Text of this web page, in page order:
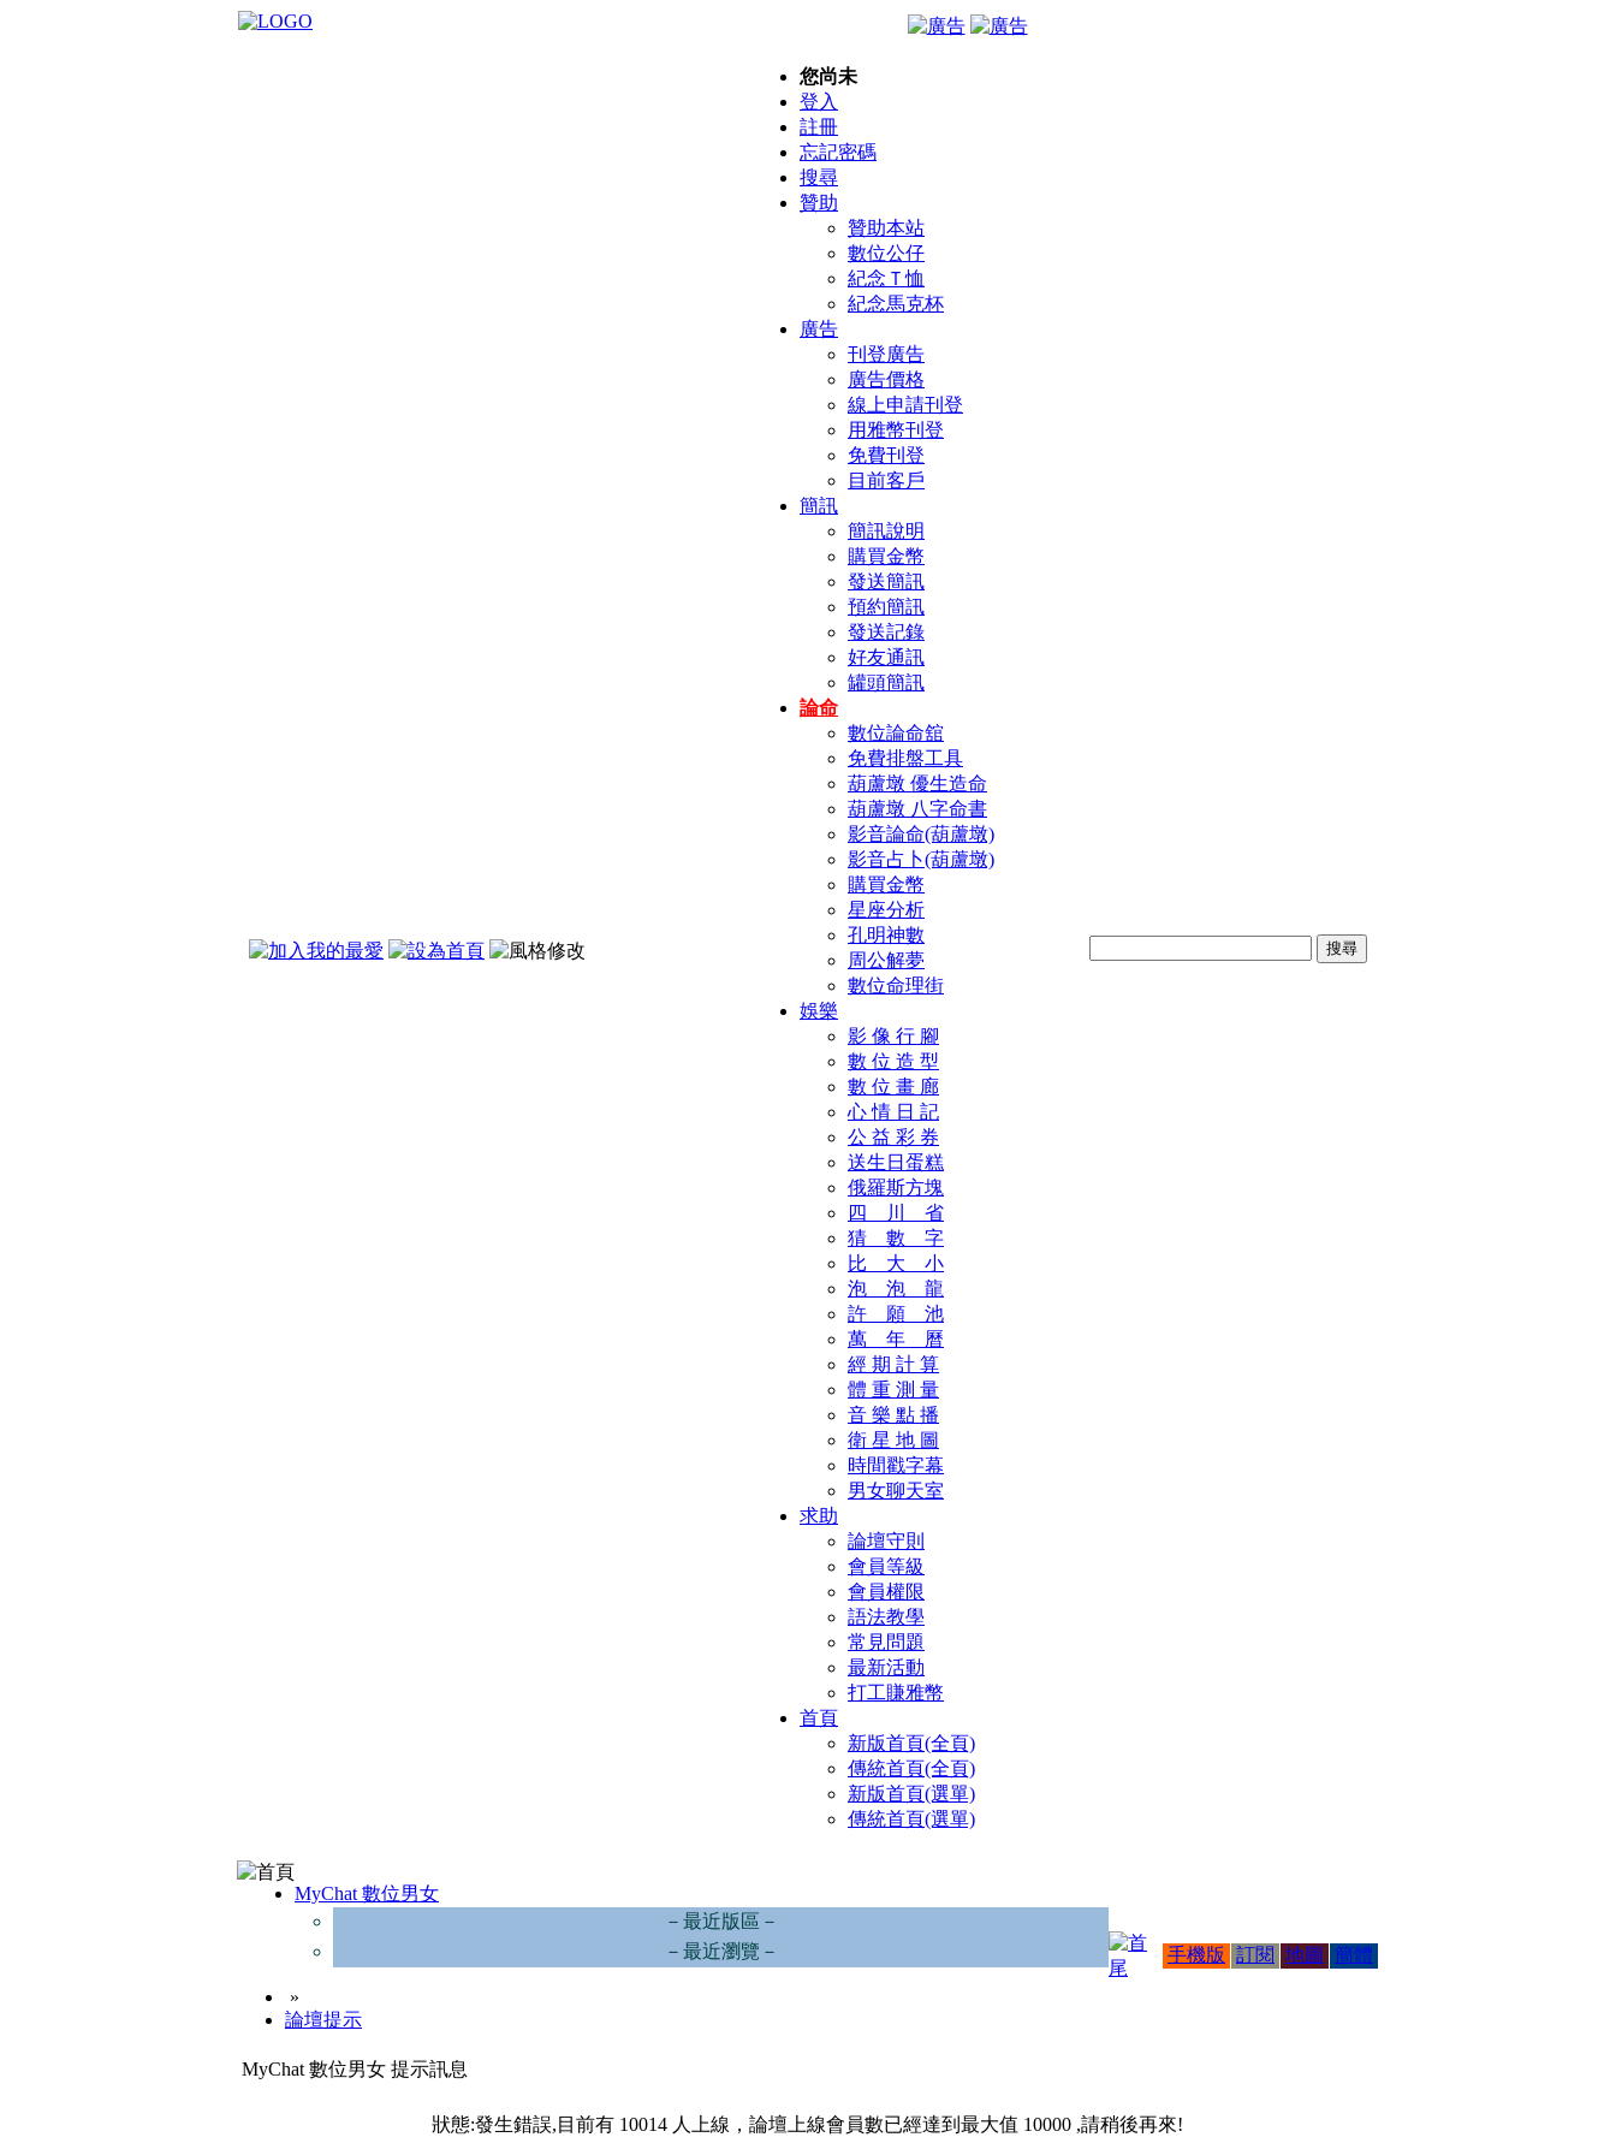
您尚未
登入
註冊
忘記密碼
搜尋
贊助
贊助本站
數位公仔
紀念Ｔ恤
紀念馬克杯
廣告
刊登廣告
廣告價格
線上申請刊登
用雅幣刊登
免費刊登
目前客戶
簡訊
簡訊說明
購買金幣
發送簡訊
預約簡訊
發送記錄
好友通訊
罐頭簡訊
論命
數位論命舘
免費排盤工具
葫蘆墩 優生造命
葫蘆墩 八字命書
影音論命(葫蘆墩)
影音占卜(葫蘆墩)
購買金幣
星座分析
孔明神數
周公解夢
數位命理街
娛樂
影 像 行 腳
數 位 造 型
數 位 畫 廊
心 情 日 記
公 益 彩 券
送生日蛋糕
俄羅斯方塊
四 川 省
猜 數 字
比 大 小
泡 泡 龍
許 願 池
萬 年 曆
經 期 計 算
體 重 測 量
音 樂 點 播
衛 星 地 圖
時間戳字幕
男女聊天室
求助
論壇守則
會員等級
會員權限
語法教學
常見問題
最新活動
打工賺雅幣
首頁
新版首頁(全頁)
傳統首頁(全頁)
新版首頁(選單)
傳統首頁(選單)
MyChat 數位男女
－最近版區－
－最近瀏覽－
»
論壇提示
手機版 訂閱 地圖 簡體
MyChat 數位男女 提示訊息
狀態:發生錯誤,目前有 10014 人上線，論壇上線會員數已經達到最大值 10000 ,請稍後再來!